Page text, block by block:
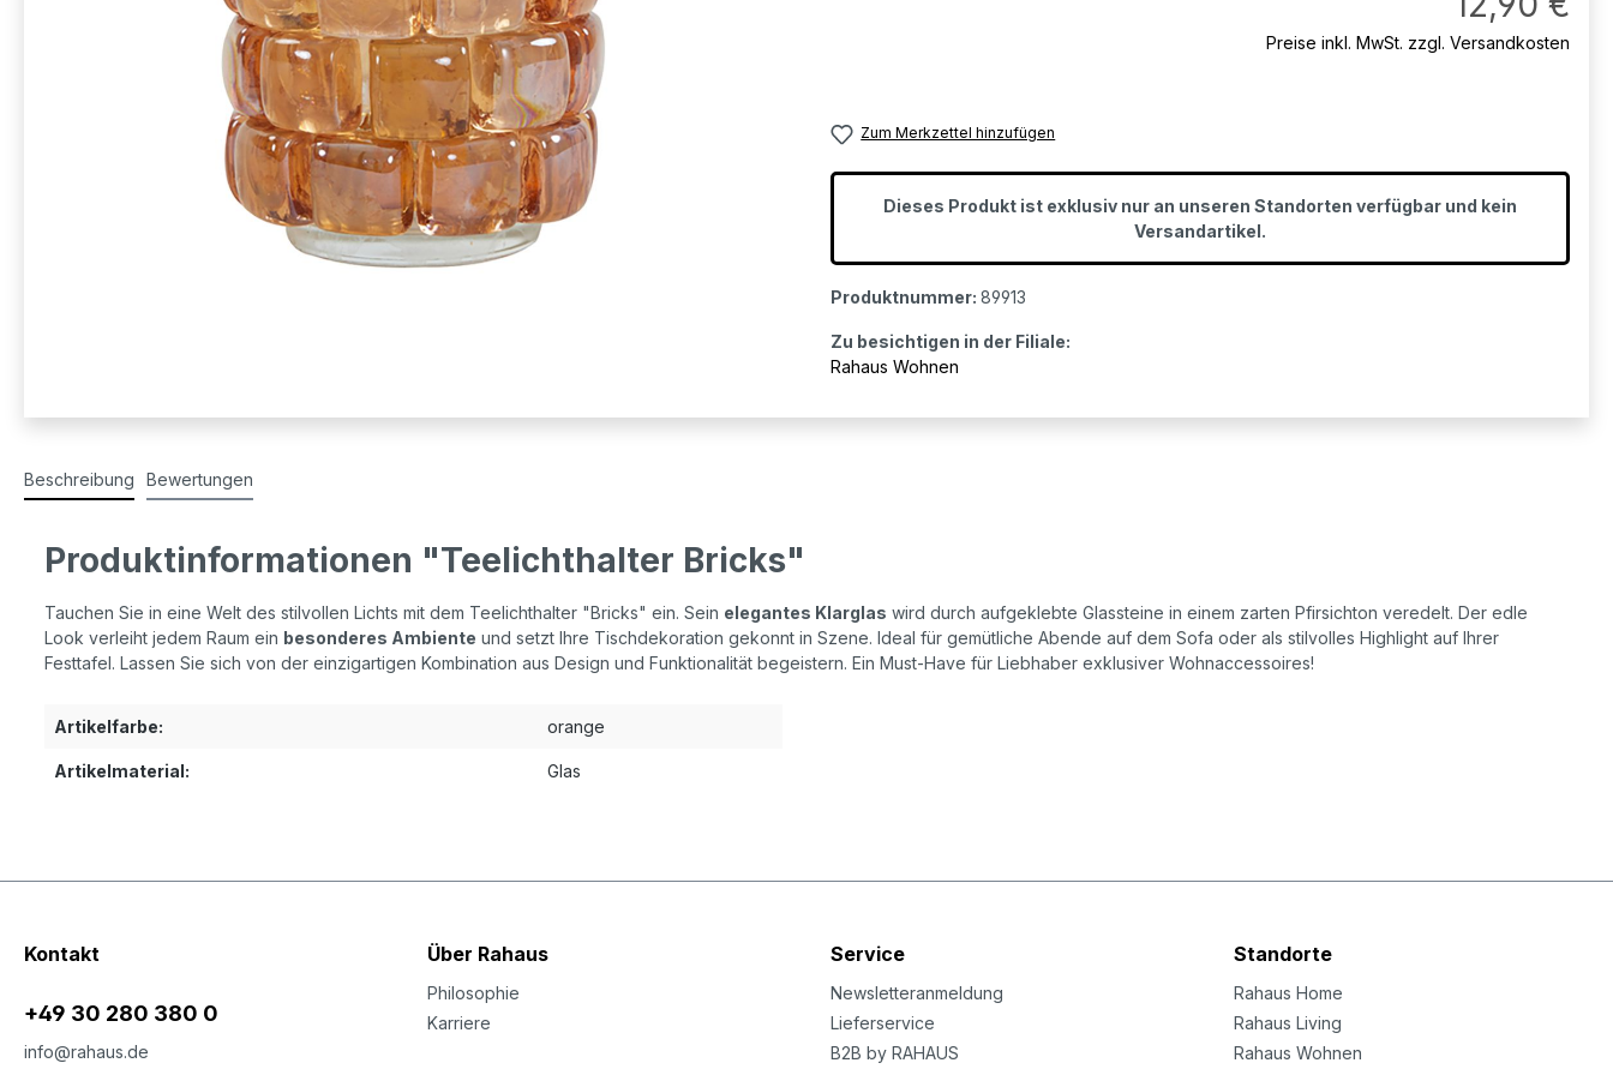
Preise inkl. MwSt. zzgl. Versandkosten
Zum Merkzettel hinzufügen
Dieses Produkt ist exklusiv nur an unseren Standorten verfügbar und kein
Versandartikel.
Produktnummer: 89913
Zu besichtigen in der Filiale:
Rahaus Wohnen
Beschreibung Bewertungen
Produktinformationen "Teelichthalter Bricks"
Tauchen Sie in eine Welt des stilvollen Lichts mit dem Teelichthalter "Bricks" ein. Sein elegantes Klarglas wird durch aufgeklebte Glassteine in einem zarten Pfirsichton veredelt. Der edle
Look verleiht jedem Raum ein besonderes Ambiente und setzt Ihre Tischdekoration gekonnt in Szene. Ideal für gemütliche Abende auf dem Sofa oder als stilvolles Highlight auf Ihrer
Festtafel. Lassen Sie sich von der einzigartigen Kombination aus Design und Funktionalität begeistern. Ein Must-Have für Liebhaber exklusiver Wohnaccessoires!
Artikelfarbe: orange
Artikelmaterial: Glas
Kontakt
+49 30 280 380 0
info@rahaus.de
Über Rahaus
Philosophie
Karriere
Service
Newsletteranmeldung
Lieferservice
B2B by RAHAUS
Standorte
Rahaus Home
Rahaus Living
Rahaus Wohnen